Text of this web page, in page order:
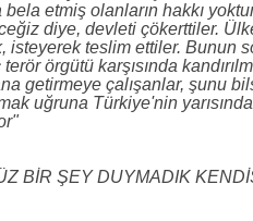
bela etmiş olanların hakkı
diye, devleti çökerttiler.
isteyerek teslim ettiler. Bunun
örgütü karşısında
getirmeye çalışanlar, şunu
uğruna Türkiye'nin
BİR ŞEY DUYMADIK